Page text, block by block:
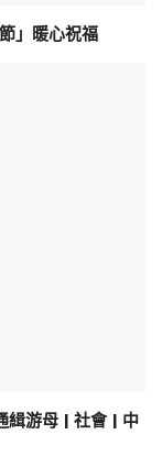
」暖心祝福
緝游母 | 社會 | 中